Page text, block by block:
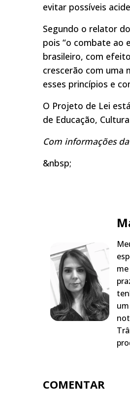
evitar possíveis
Segundo o relator
pois “o combate ao
brasileiro, com
crescerão com uma
esses princípios e
O Projeto de Lei
de Educação,
Com informações
&nbsp;
COMENTAR